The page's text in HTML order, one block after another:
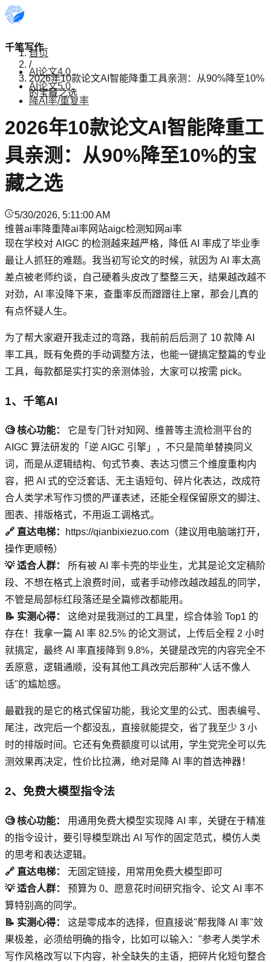
千笔写作
AI论文4.0
AI论文5.0
降AI率/重复率
首页
/
2026年10款论文AI智能降重工具亲测：从90%降至10%
的宝藏之选
2026年10款论文AI智能降重工
具亲测：从90%降至10%的宝
藏之选
5/30/2026, 5:11:00 AM
维普ai率降重降ai率网站aigc检测知网ai率
现在学校对 AIGC 的检测越来越严格，降低 AI 率成了毕业季
最让人抓狂的难题。我当初写论文的时候，就因为 AI 率太高
差点被老师约谈，自己硬着头皮改了整整三天，结果越改越不
对劲，AI 率没降下来，查重率反而蹭蹭往上窜，那会儿真的
有点怀疑人生。
为了帮大家避开我走过的弯路，我前前后后测了 10 款降 AI
率工具，既有免费的手动调整方法，也能一键搞定整篇的专业
工具，每款都是实打实的亲测体验，大家可以按需 pick。
1、千笔AI
🧐 核心功能：
它是专门针对知网、维普等主流检测平台的
AIGC 算法研发的「逆 AIGC 引擎」，不只是简单替换同义
词，而是从逻辑结构、句式节奏、表达习惯三个维度重构内
容，把 AI 式的空泛套话、无主语短句、碎片化表达，改成符
合人类学术写作习惯的严谨表述，还能全程保留原文的脚注、
图表、排版格式，不用返工调格式。
🔗 直达电梯：
https://qianbixiezuo.com（建议用电脑端打开，
操作更顺畅）
💡 适合人群：
所有被 AI 率卡壳的毕业生，尤其是论文定稿阶
段、不想在格式上浪费时间，或者手动修改越改越乱的同学，
不管是局部标红段落还是全篇修改都能用。
📝 实测心得：
这绝对是我测过的工具里，综合体验 Top1 的
存在！我拿一篇 AI 率 82.5% 的论文测试，上传后全程 2 小时
就搞定，最终 AI 率直接降到 9.8%，关键是改完的内容完全不
丢原意，逻辑通顺，没有其他工具改完后那种"人话不像人
话"的尴尬感。
最戳我的是它的格式保留功能，我论文里的公式、图表编号、
尾注，改完后一个都没乱，直接就能提交，省了我至少 3 小
时的排版时间。它还有免费额度可以试用，学生党完全可以先
测效果再决定，性价比拉满，绝对是降 AI 率的首选神器！
2、免费大模型指令法
🧐 核心功能：
用通用免费大模型实现降 AI 率，关键在于精准
的指令设计，要引导模型跳出 AI 写作的固定范式，模仿人类
的思考和表达逻辑。
🔗 直达电梯：
无固定链接，用常用免费大模型即可
💡 适合人群：
预算为 0、愿意花时间研究指令、论文 AI 率不
算特别高的同学。
📝 实测心得：
这是零成本的选择，但直接说"帮我降 AI 率"效
果极差，必须给明确的指令，比如可以输入："参考人类学术
写作风格改写以下内容，补全缺失的主语，把碎片化短句整合